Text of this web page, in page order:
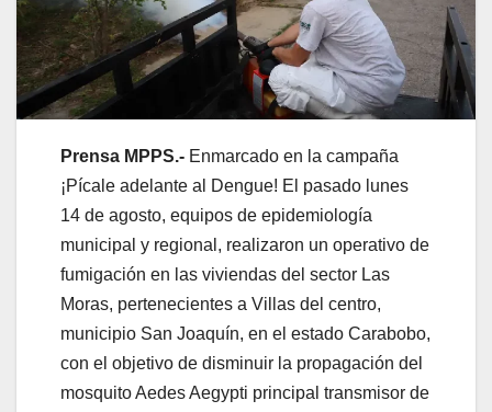
Prensa MPPS.- Enmarcado en la campaña
¡Pícale adelante al Dengue! El pasado lunes
14 de agosto, equipos de epidemiología
municipal y regional, realizaron un operativo de
fumigación en las viviendas del sector Las
Moras, pertenecientes a Villas del centro,
municipio San Joaquín, en el estado Carabobo,
con el objetivo de disminuir la propagación del
mosquito Aedes Aegypti principal transmisor de